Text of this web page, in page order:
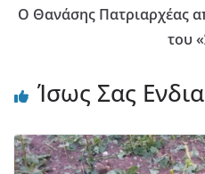
Ο Θανάσης Πατριαρχέας
του
Ίσως Σας